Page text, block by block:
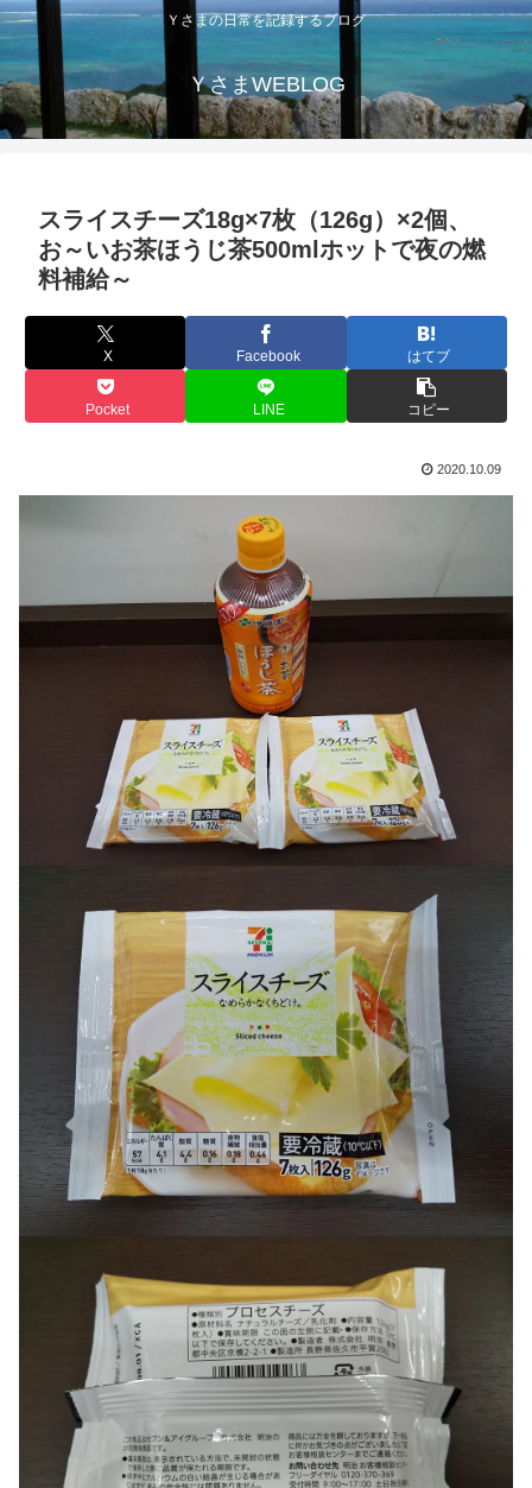
Ｙさまの日常を記録するブログ
ＹさまWEBLOG
スライスチーズ18g×7枚（126g）×2個、
お～いお茶ほうじ茶500mlホットで夜の燃
料補給～
X Facebook はてブ
Pocket LINE コピー
2020.10.09